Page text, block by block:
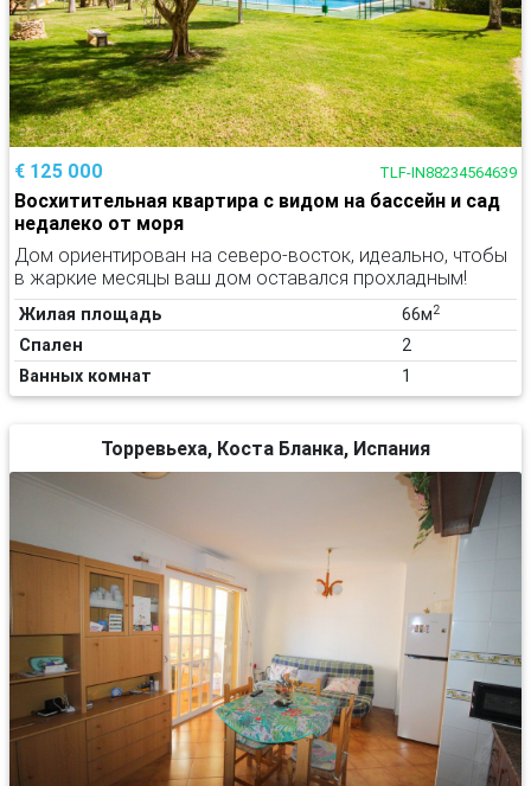
€ 125 000 TLF-IN88234564639
Восхитительная квартира с видом на бассейн и сад
недалеко от моря
Дом ориентирован на северо-восток, идеально, чтобы
в жаркие месяцы ваш дом оставался прохладным!
Жилая площадь 66м2
Спален
2
Ванных комнат
1
Торревьеха, Коста Бланка, Испания